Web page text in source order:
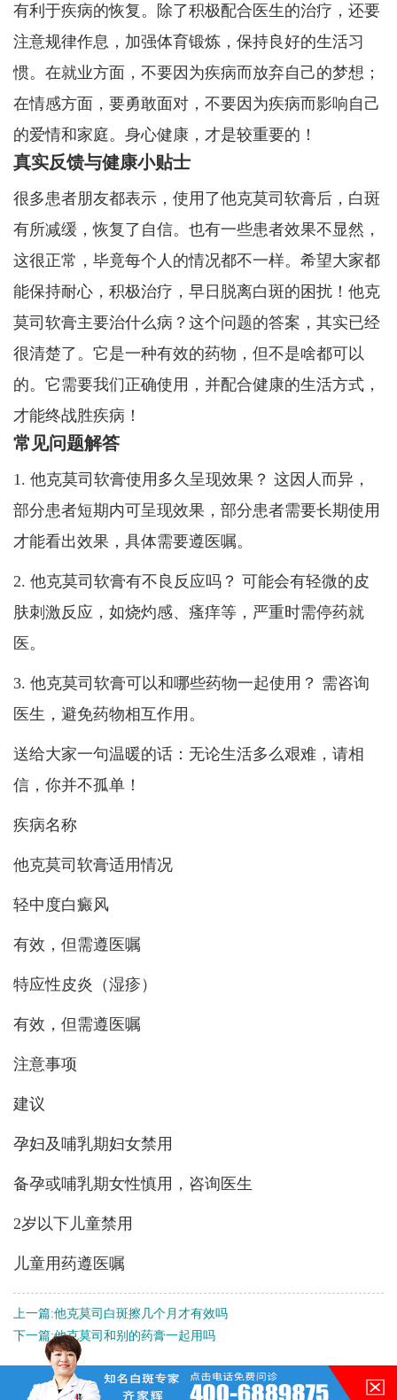
有利于疾病的恢复。除了积极配合医生的治疗，还要
注意规律作息，加强体育锻炼，保持良好的生活习
惯。在就业方面，不要因为疾病而放弃自己的梦想；
在情感方面，要勇敢面对，不要因为疾病而影响自己
的爱情和家庭。身心健康，才是较重要的！
真实反馈与健康小贴士
很多患者朋友都表示，使用了他克莫司软膏后，白斑
有所减缓，恢复了自信。也有一些患者效果不显然，
这很正常，毕竟每个人的情况都不一样。希望大家都
能保持耐心，积极治疗，早日脱离白斑的困扰！他克
莫司软膏主要治什么病？这个问题的答案，其实已经
很清楚了。它是一种有效的药物，但不是啥都可以
的。它需要我们正确使用，并配合健康的生活方式，
才能终战胜疾病！
常见问题解答
1. 他克莫司软膏使用多久呈现效果？ 这因人而异，
部分患者短期内可呈现效果，部分患者需要长期使用
才能看出效果，具体需要遵医嘱。
2. 他克莫司软膏有不良反应吗？ 可能会有轻微的皮
肤刺激反应，如烧灼感、瘙痒等，严重时需停药就
医。
3. 他克莫司软膏可以和哪些药物一起使用？ 需咨询
医生，避免药物相互作用。
送给大家一句温暖的话：无论生活多么艰难，请相
信，你并不孤单！
疾病名称
他克莫司软膏适用情况
轻中度白癜风
有效，但需遵医嘱
特应性皮炎（湿疹）
有效，但需遵医嘱
注意事项
建议
孕妇及哺乳期妇女禁用
备孕或哺乳期女性慎用，咨询医生
2岁以下儿童禁用
儿童用药遵医嘱
上一篇:他克莫司白斑擦几个月才有效吗
下一篇:他克莫司和别的药膏一起用吗
QQ：3188546587